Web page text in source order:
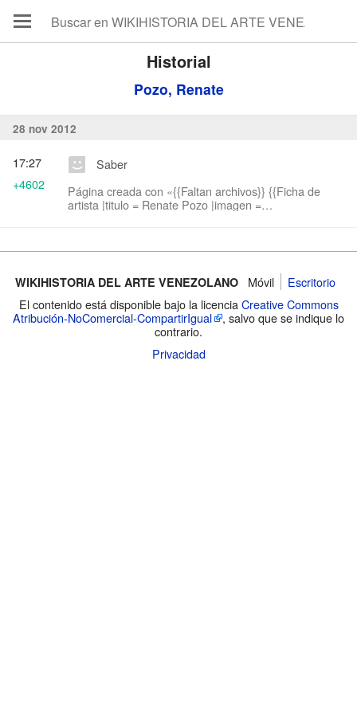
Historial
Pozo, Renate
28 nov 2012
Saber
Página creada con «{{Faltan archivos}} {{Ficha de
artista |titulo = Renate Pozo |imagen =
17:27
+4602
WIKIHISTORIA DEL ARTE VENEZOLANO Móvil
Escritorio
El contenido está disponible bajo la licencia Creative Commons
Atribución-NoComercial-CompartirIgual
, salvo que se indique lo
contrario.
Privacidad